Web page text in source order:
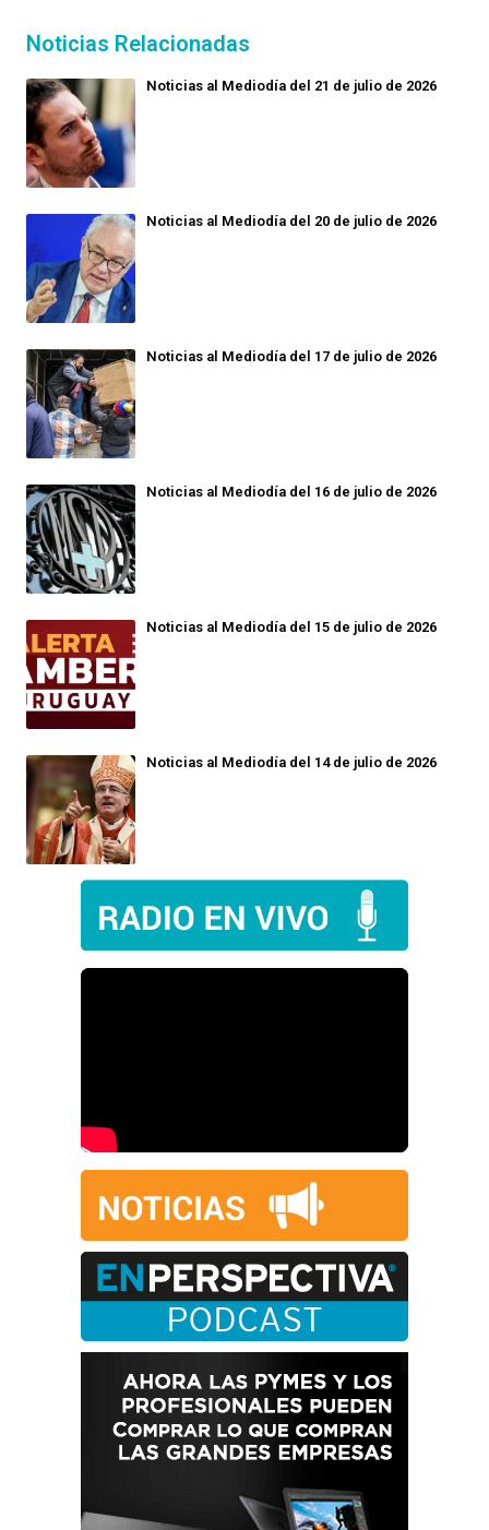
Noticias Relacionadas
Noticias al Mediodía del 21 de julio de 2026
Noticias al Mediodía del 20 de julio de 2026
Noticias al Mediodía del 17 de julio de 2026
Noticias al Mediodía del 16 de julio de 2026
Noticias al Mediodía del 15 de julio de 2026
Noticias al Mediodía del 14 de julio de 2026